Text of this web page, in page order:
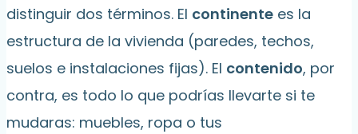
distinguir dos términos. El continente es la
estructura de la vivienda (paredes, techos,
suelos e instalaciones fijas). El contenido, por
contra, es todo lo que podrías llevarte si te
mudaras: muebles, ropa o tus